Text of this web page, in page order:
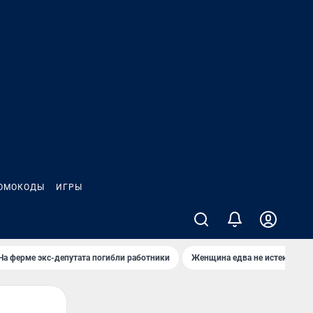
ИГРЫ
ферме экс-депутата погибли работники Женщина едва не истекла